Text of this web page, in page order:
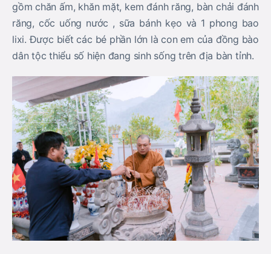
gồm chăn ấm, khăn mặt, kem đánh răng, bàn chải đánh
răng, cốc uống nước , sữa bánh kẹo và 1 phong bao
lixi. Được biết các bé phần lớn là con em của đồng bào
dân tộc thiểu số hiện đang sinh sống trên địa bàn tỉnh.